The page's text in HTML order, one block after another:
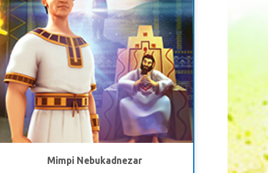
imannya, tetapi menemukan kekuatan dan
pengharapan melalui ayat Alkitab. Ketika anak-
anak kembali, Joy memiliki pandangan yang baru,
yang memberinya keberanian untuk membagikan
kasih Kristus kepada ibunya.
Mimpi Nebukadnezar